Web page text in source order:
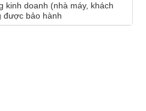
kinh doanh (nhà máy, khách
được bảo hành